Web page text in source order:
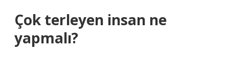
Çok terleyen insan ne
yapmalı?